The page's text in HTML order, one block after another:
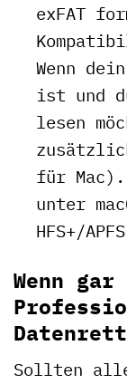
exFAT
Wenn
ist und
lesen
für Mac).
unter
HFS+/
Wenn
Sollten